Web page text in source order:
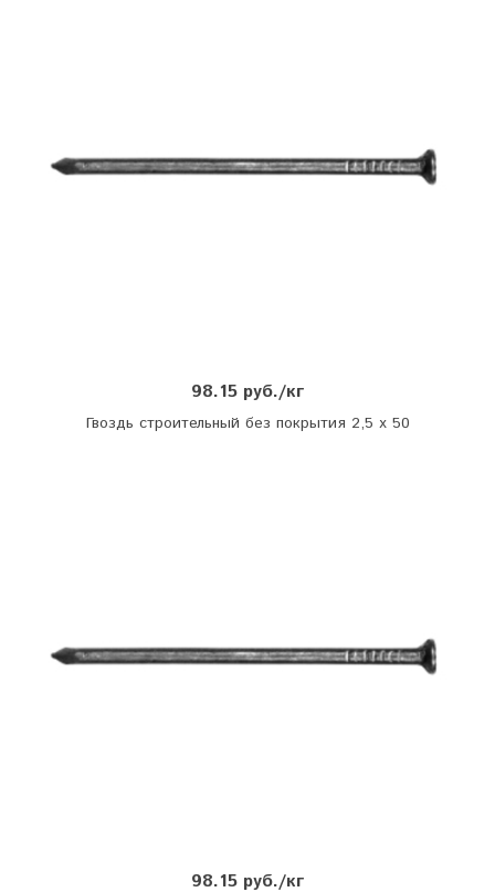
98.15 руб./кг
Гвоздь строительный без покрытия 2,5 х 50
98.15 руб./кг